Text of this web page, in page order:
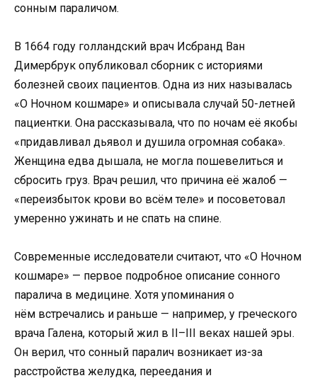
сонным параличом.
В 1664 году голландский врач Исбранд Ван
Димербрук опубликовал сборник с историями
болезней своих пациентов. Одна из них называлась
«О Ночном кошмаре» и описывала случай 50-летней
пациентки. Она рассказывала, что по ночам её якобы
«придавливал дьявол и душила огромная собака».
Женщина едва дышала, не могла пошевелиться и
сбросить груз. Врач решил, что причина её жалоб —
«переизбыток крови во всём теле» и посоветовал
умеренно ужинать и не спать на спине.
Современные исследователи считают, что «О Ночном
кошмаре» — первое подробное описание сонного
паралича в медицине. Хотя упоминания о
нём встречались и раньше — например, у греческого
врача Галена, который жил в II–III веках нашей эры.
Он верил, что сонный паралич возникает из-за
расстройства желудка, переедания и